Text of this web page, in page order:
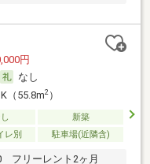
円
なし
（55.8m2）
新築
レ別 駐車場(近隣含)
フリーレント2ヶ月